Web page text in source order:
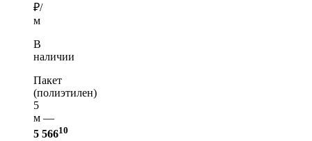
₽/
м
В
наличии
Пакет
(полиэтилен)
5
м —
5 56610